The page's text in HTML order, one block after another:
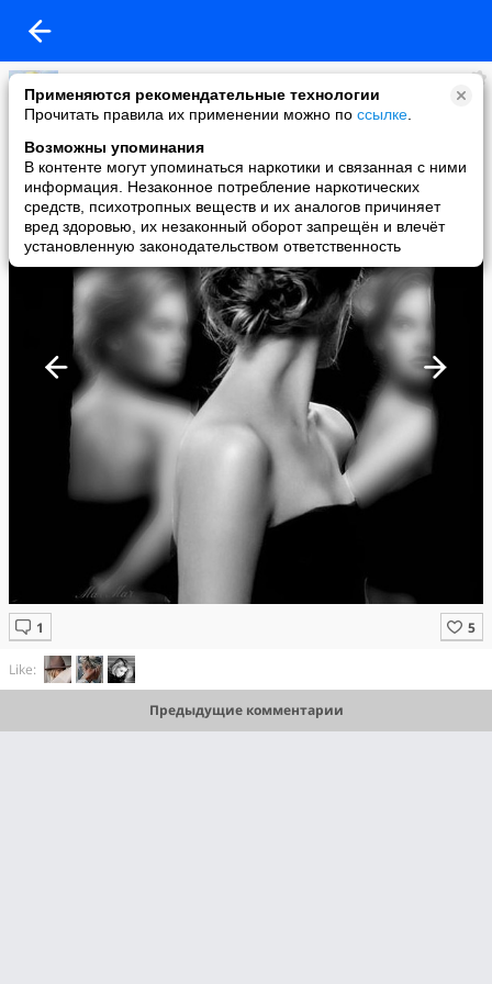
Применяются рекомендательные технологии
Прочитать правила их применении можно по ссылке
Возможны упоминания
В контенте могут упоминаться наркотики и связанная с ними
информация. Незаконное потребление наркотических
средств, психотропных веществ и их аналогов причиняет
вред здоровью, их незаконный оборот запрещён и влечёт
установленную законодательством ответственность
Лариса Росс
added a photo
07 Nov в 09:41
Like:
Предыдущие комментарии